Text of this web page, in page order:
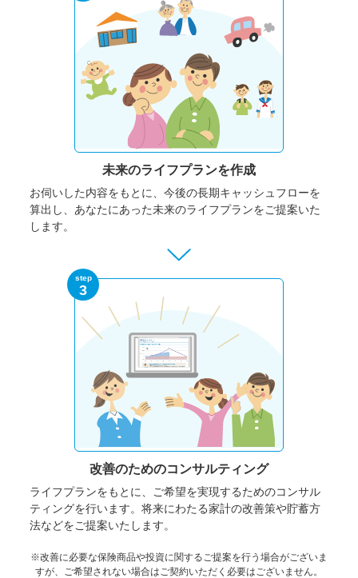
未来のライフプランを作成
お伺いした内容をもとに、今後の長期キャッシュフローを
算出し、あなたにあった未来のライフプランをご提案いた
します。
step
3
改善のためのコンサルティング
ライフプランをもとに、ご希望を実現するためのコンサル
ティングを行います。将来にわたる家計の改善策や貯蓄方
法などをご提案いたします。
※改善に必要な保険商品や投資に関するご提案を行う場合がございま
すが、ご希望されない場合はご契約いただく必要はございません。